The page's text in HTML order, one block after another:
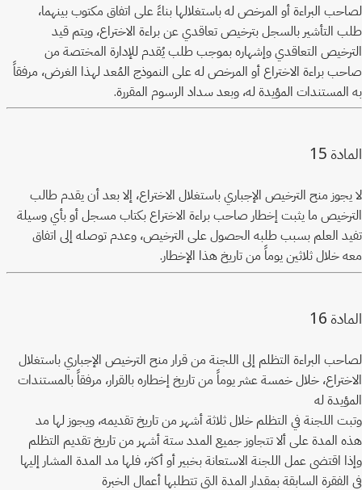
لصاحب البراءة أو المرخص له باستغلالها بناءً على اتفاق مكتوب بينهما،
طلب التأشير بالسجل بترخيص تعاقدي عن براءة الاختراع، ويتم قيد
الترخيص التعاقدي وإشهاره بموجب طلب يُقدم للإدارة المختصة من
صاحب براءة الاختراع أو المرخص له على النموذج المُعد لهذا الغرض، مرفقاً
به المستندات المؤيدة له، وبعد سداد الرسوم المقررة.
المادة 15
لا يجوز منح الترخيص الإجباري باستغلال الاختراع، إلا بعد أن يقدم طالب
الترخيص ما يثبت إخطار صاحب براءة الاختراع بكتاب مسجل أو بأي وسيلة
تفيد العلم بسبب طلبه الحصول على الترخيص، وعدم توصله إلى اتفاق
معه خلال ثلاثين يوماً من تاريخ هذا الإخطار.
المادة 16
لصاحب البراءة التظلم إلى اللجنة من قرار منح الترخيص الإجباري باستغلال
الاختراع، خلال خمسة عشر يوماً من تاريخ إخطاره بالقرار، مرفقاً بالمستندات
المؤيدة له
وتبت اللجنة في التظلم خلال ثلاثة أشهر من تاريخ تقديمه، ويجوز لها مد
هذه المدة على ألا تتجاوز جميع المدد ستة أشهر من تاريخ تقديم التظلم
وإذا اقتضى عمل اللجنة الاستعانة بخبير أو أكثر، فلها مد المدة المشار إليها
في الفقرة السابقة بمقدار المدة التي تتطلبها أعمال الخبرة